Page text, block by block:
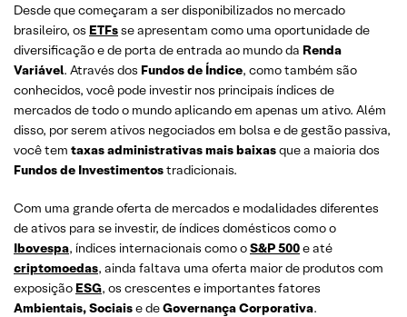
Desde que começaram a ser disponibilizados no mercado
brasileiro, os ETFsse apresentam como uma oportunidade de
diversificação e de porta de entrada ao mundo da Renda
Variável. Através dos Fundos de Índice, como também são
conhecidos, você pode investir nos principais índices de
mercados de todo o mundo aplicando em apenas um ativo. Além
disso, por serem ativos negociados em bolsa e de gestão passiva,
você tem taxas administrativas mais baixasque a maioria dos
Fundos de Investimentostradicionais.
Com uma grande oferta de mercados e modalidades diferentes
de ativos para se investir, de índices domésticos como o
Ibovespa, índices internacionais como oS&P 500e até
criptomoedas, ainda faltava uma oferta maior de produtos com
exposição ESG, os crescentes e importantes fatores
Ambientais, Sociaise deGovernançaCorporativa.